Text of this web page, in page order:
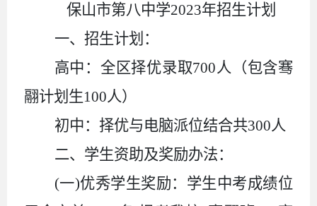
保山市第八中学2023年招生计划
一、招生计划：
高中：全区择优录取700人（包含骞
翮计划生100人）
初中：择优与电脑派位结合共300人
二、学生资助及奖励办法：
(一)优秀学生奖励：学生中考成绩位